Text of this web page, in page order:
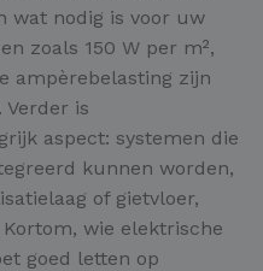
wat nodig is voor uw
zoals 150 W per m²,
ampèrebelasting zijn
is
aspect: systemen die
kunnen worden,
of gietvloer,
wie elektrische
goed letten op